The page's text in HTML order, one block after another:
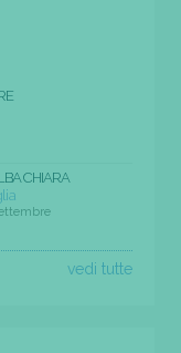
CHIARA
vedi tutte